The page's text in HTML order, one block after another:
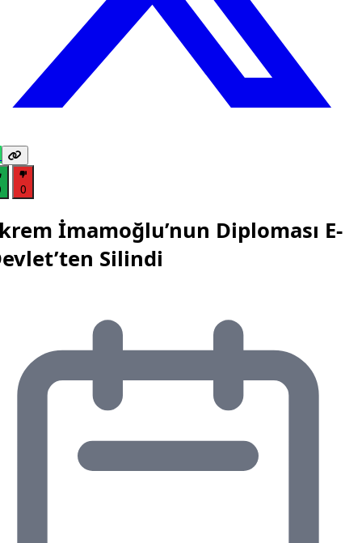
0
İmamoğlu’nun Diploması E-
Silindi